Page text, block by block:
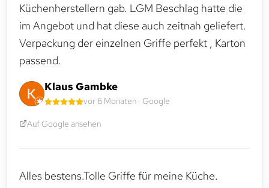
Küchenherstellern gab. LGM Beschlag hatte die
im Angebot und hat diese auch zeitnah geliefert.
Verpackung der einzelnen Griffe perfekt , Karton
passend.
Klaus Gambke
vor 6 Monaten · Google
Auf Google ansehen
Alles bestens.Tolle Griffe für meine Küche.